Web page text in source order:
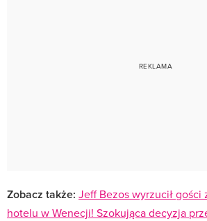
Zobacz także: Jeff Bezos wyrzucił gości
hotelu w Wenecji! Szokująca decyzja